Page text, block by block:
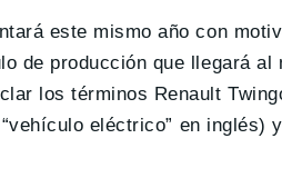
este mismo año con
de producción que llegará
los términos Renault
eléctrico” en inglés)